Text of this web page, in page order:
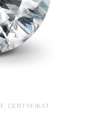
CERTYFIKAT